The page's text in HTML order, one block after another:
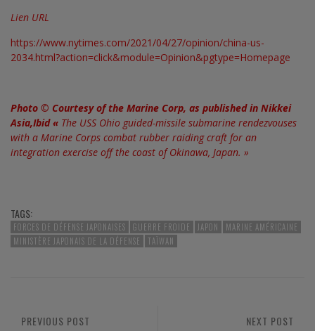
Lien URL
https://www.nytimes.com/2021/04/27/opinion/china-us-
2034.html?action=click&module=Opinion&pgtype=Homepage
Photo © Courtesy of the Marine Corp, as published in Nikkei
Asia,Ibid « The USS Ohio guided-missile submarine rendezvouses
with a Marine Corps combat rubber raiding craft for an
integration exercise off the coast of Okinawa, Japan. »
TAGS:
FORCES DE DÉFENSE JAPONAISES GUERRE FROIDE JAPON
MARINE AMÉRICAINE
MINISTÈRE JAPONAIS DE LA DÉFENSE
TAÏWAN
NEXT POST
PREVIOUS POST